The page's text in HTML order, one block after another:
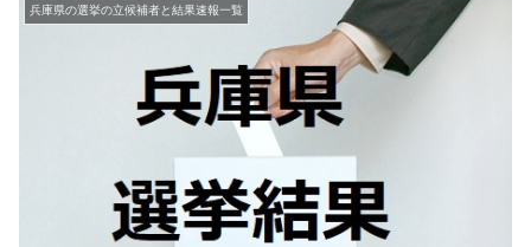
兵庫県の選挙の立候補者と結果速報一覧